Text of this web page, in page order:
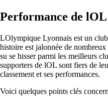
Performance de lOL
LOlympique Lyonnais est un
histoire est jalonnée de
su se hisser parmi les meilleurs
supporters de lOL sont fiers de
classement et ses performances.
Voici quelques points clés